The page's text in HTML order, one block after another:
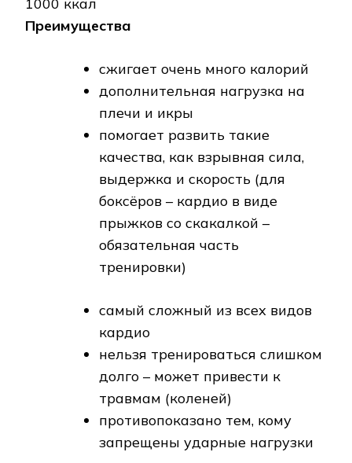
1000 ккал
Преимущества
сжигает очень много калорий
дополнительная нагрузка на
плечи и икры
помогает развить такие
качества, как взрывная сила,
выдержка и скорость (для
боксёров – кардио в виде
прыжков со скакалкой –
обязательная часть
тренировки)
самый сложный из всех видов
кардио
нельзя тренироваться слишком
долго – может привести к
травмам (коленей)
противопоказано тем, кому
запрещены ударные нагрузки